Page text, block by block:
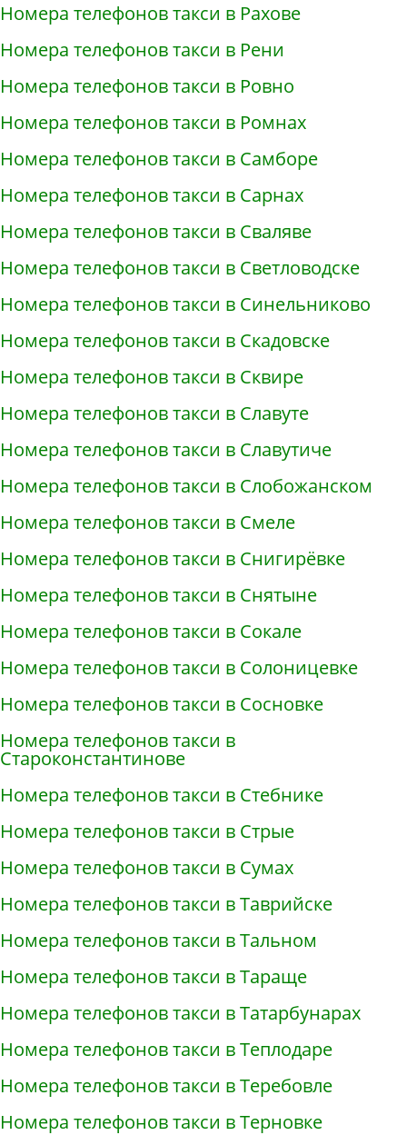
Номера телефонов такси в Рахове
Номера телефонов такси в Рени
Номера телефонов такси в Ровно
Номера телефонов такси в Ромнах
Номера телефонов такси в Самборе
Номера телефонов такси в Сарнах
Номера телефонов такси в Сваляве
Номера телефонов такси в Светловодске
Номера телефонов такси в Синельниково
Номера телефонов такси в Скадовске
Номера телефонов такси в Сквире
Номера телефонов такси в Славуте
Номера телефонов такси в Славутиче
Номера телефонов такси в Слобожанском
Номера телефонов такси в Смеле
Номера телефонов такси в Снигирёвке
Номера телефонов такси в Снятыне
Номера телефонов такси в Сокале
Номера телефонов такси в Солоницевке
Номера телефонов такси в Сосновке
Номера телефонов такси в
Староконстантинове
Номера телефонов такси в Стебнике
Номера телефонов такси в Стрые
Номера телефонов такси в Сумах
Номера телефонов такси в Таврийске
Номера телефонов такси в Тальном
Номера телефонов такси в Тараще
Номера телефонов такси в Татарбунарах
Номера телефонов такси в Теплодаре
Номера телефонов такси в Теребовле
Номера телефонов такси в Терновке